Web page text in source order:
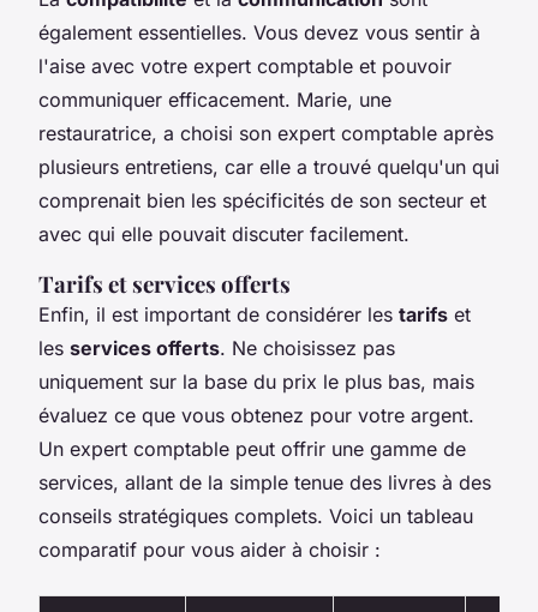
également essentielles. Vous devez vous sentir à
l'aise avec votre expert comptable et pouvoir
communiquer efficacement. Marie, une
restauratrice, a choisi son expert comptable après
plusieurs entretiens, car elle a trouvé quelqu'un qui
comprenait bien les spécificités de son secteur et
avec qui elle pouvait discuter facilement.
Tarifs et services offerts
Enfin, il est important de considérer les tarifs et
les services offerts. Ne choisissez pas
uniquement sur la base du prix le plus bas, mais
évaluez ce que vous obtenez pour votre argent.
Un expert comptable peut offrir une gamme de
services, allant de la simple tenue des livres à des
conseils stratégiques complets. Voici un tableau
comparatif pour vous aider à choisir :